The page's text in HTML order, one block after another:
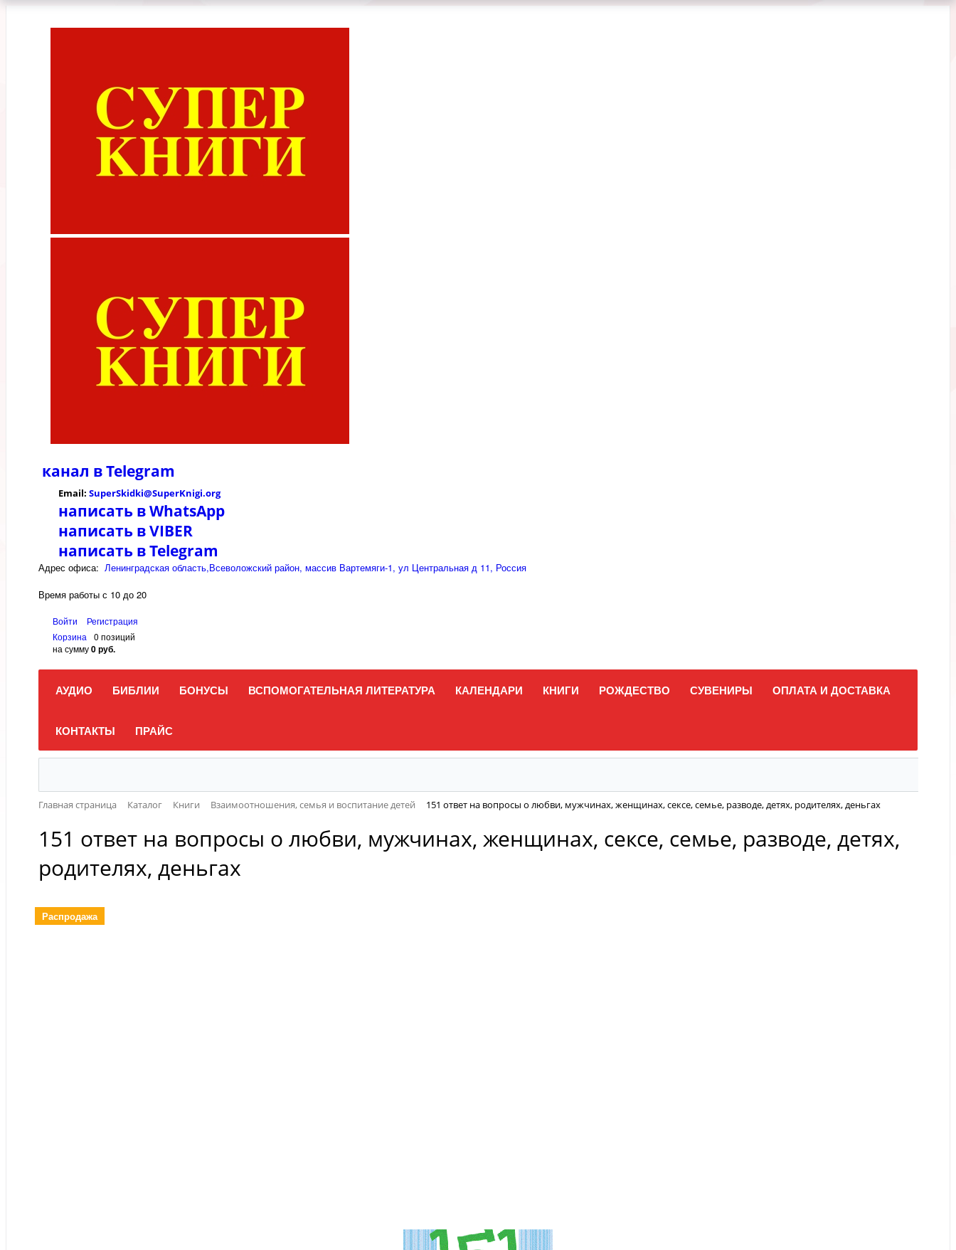
канал вTelegram
Email: SuperSkidki@SuperKnigi.org
написать в WhatsApp
написать в VIBER
написать в Telegram
Адрес офиса: Ленинградская область,Всеволожский район, массив Вартемяги-1, ул Центральная д 11, Россия
Время работы с 10 до 20
Войти
Регистрация
Корзина
0 позиций
на сумму0 руб.
АУДИО БИБЛИИ БОНУСЫ ВСПОМОГАТЕЛЬНАЯ ЛИТЕРАТУРА КАЛЕНДАРИ КНИГИ РОЖДЕСТВО СУВЕНИРЫ ОПЛАТА И ДОСТАВКА
КОНТАКТЫ ПРАЙС
Главная страница Каталог Книги Взаимоотношения, семья и воспитание детей 151 ответ на вопросы о любви, мужчинах, женщинах, сексе, семье, разводе, детях, родителях, деньгах
151 ответ на вопросы о любви, мужчинах, женщинах, сексе, семье, разводе, детях,
родителях, деньгах
Распродажа